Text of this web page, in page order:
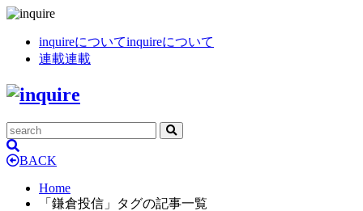
inquireについてinquireについて
連載連載
BACK
Home
「鎌倉投信」タグの記事一覧